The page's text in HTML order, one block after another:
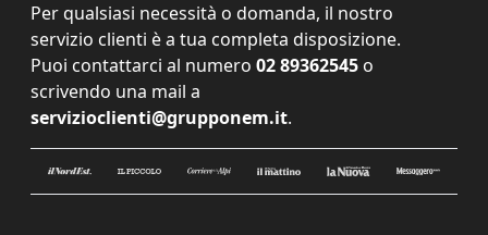
Per qualsiasi necessità o domanda, il nostro
servizio clienti è a tua completa disposizione.
Puoi contattarci al numero 02 89362545 o
scrivendo una mail a
servizioclienti@grupponem.it.